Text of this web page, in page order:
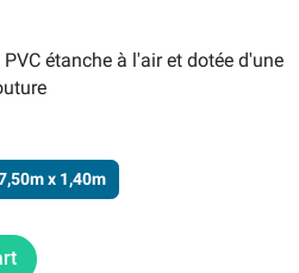
étanche à l'air et dotée d'une
x 1,40m